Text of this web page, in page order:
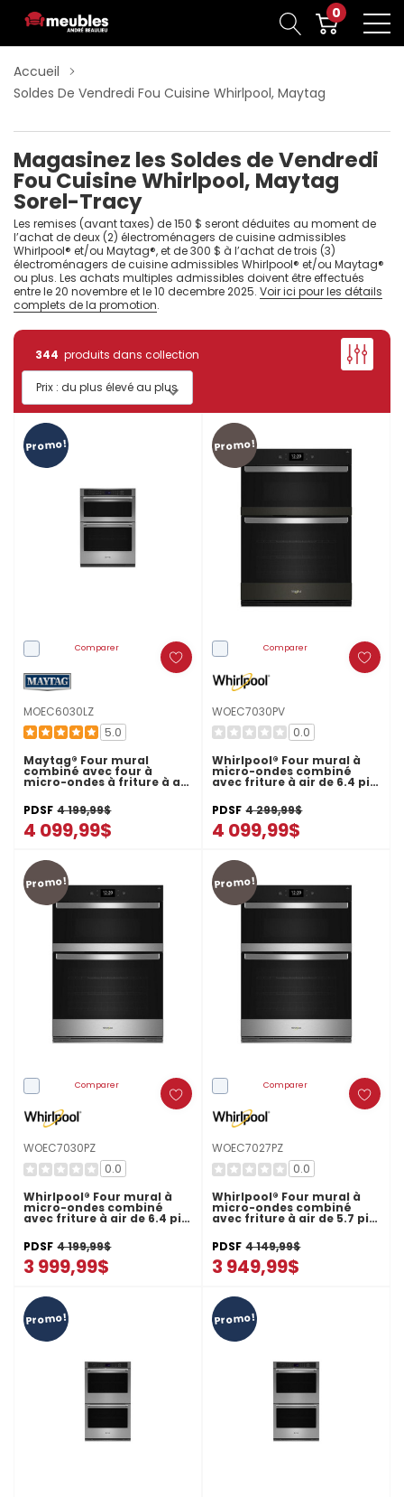
0
Accueil
Soldes De Vendredi Fou Cuisine Whirlpool, Maytag
Magasinez les Soldes de Vendredi
Fou Cuisine Whirlpool, Maytag
Sorel-Tracy
Les remises (avant taxes) de 150 $ seront déduites au moment de
l’achat de deux (2) électroménagers de cuisine admissibles
Whirlpool® et/ou Maytag®, et de 300 $ à l’achat de trois (3)
électroménagers de cuisine admissibles Whirlpool® et/ou Maytag®
ou plus. Les achats multiples admissibles doivent être effectués
entre le 20 novembre et le 10 decembre 2025. Voir ici pour les détails
complets de la promotion.
344 produits dans collection
Promo!
Comparer
MOEC6030LZ
5.0
Maytag® Four mural
combiné avec four à
micro-ondes à friture à air
MOEC6030LZ
PDSF 4 199,99$
4 099,99$
Promo!
Comparer
WOEC7030PV
0.0
Whirlpool® Four mural à
micro-ondes combiné
avec friture à air de 6.4 pi
PDSF 4 299,99$
4 099,99$
Promo!
Comparer
WOEC7030PZ
0.0
Whirlpool® Four mural à
micro-ondes combiné
avec friture à air de 6.4 pi
PDSF 4 199,99$
3 999,99$
Promo!
Comparer
WOEC7027PZ
0.0
Whirlpool® Four mural à
micro-ondes combiné
avec friture à air de 5.7 pi
PDSF 4 149,99$
3 949,99$
Promo! Promo!